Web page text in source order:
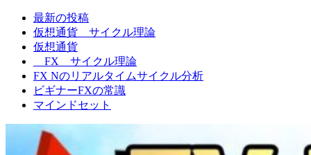
FXNの相場観
最新の投稿
仮想通貨 サイクル理論
仮想通貨
FX サイクル理論
FX Nのリアルタイムサイクル分析
ビギナーFXの常識
マインドセット